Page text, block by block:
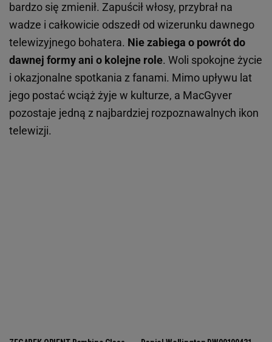
bardzo się zmienił. Zapuścił włosy, przybrał na
wadze i całkowicie odszedł od wizerunku dawnego
telewizyjnego bohatera. Nie zabiega o powrót do
dawnej formy ani o kolejne role. Woli spokojne życie
i okazjonalne spotkania z fanami. Mimo upływu lat
jego postać wciąż żyje w kulturze, a MacGyver
pozostaje jedną z najbardziej rozpoznawalnych ikon
telewizji.